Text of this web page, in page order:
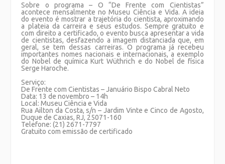
Sobre o programa– O “De Frente com Cientistas”
acontece mensalmente no Museu Ciência e Vida. A ideia
do evento é mostrar a trajetória do cientista, aproximando
a plateia da carreira e seus estudos. Sempre gratuito e
com direito a certificado, o evento busca apresentar a vida
de cientistas, desfazendo a imagem distanciada que, em
geral, se tem dessas carreiras. O programa já recebeu
importantes nomes nacionais e internacionais, a exemplo
do Nobel de química Kurt Wüthrich e do Nobel de física
Serge Haroche.
Serviço:
De Frente com Cientistas – Januário Bispo Cabral Neto
Data: 13 de novembro – 14h
Local: Museu Ciência e Vida
Rua Ailton da Costa, s/n – Jardim Vinte e Cinco de Agosto,
Duque de Caxias, RJ, 25071-160
Telefone: (21) 2671-7797
Gratuito com emissão de certificado